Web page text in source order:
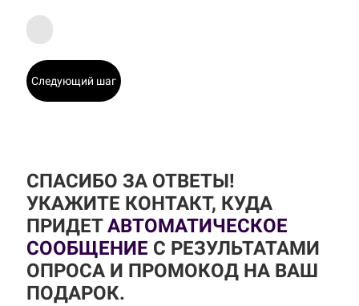
Следующий шаг
СПАСИБО ЗА ОТВЕТЫ!
УКАЖИТЕ КОНТАКТ, КУДА
ПРИДЕТАВТОМАТИЧЕСКОЕ
СООБЩЕНИЕ С РЕЗУЛЬТАТАМИ
ОПРОСА И ПРОМОКОД НА ВАШ
ПОДАРОК.